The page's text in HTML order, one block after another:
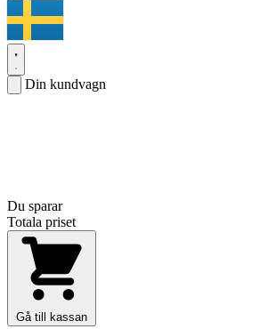
Din kundvagn
Du sparar
Totala priset
Gå till kassan